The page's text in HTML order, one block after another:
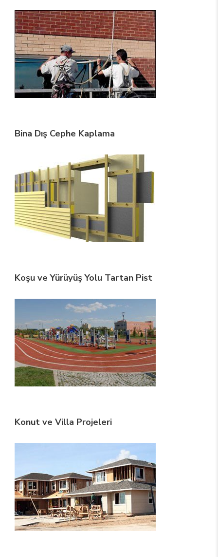
Bina Dış Cephe Kaplama
Koşu ve Yürüyüş Yolu Tartan Pist
Konut ve Villa Projeleri